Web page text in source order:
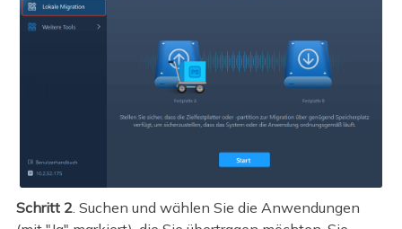
Schritt 2. Suchen und wählen Sie die Anwendungen